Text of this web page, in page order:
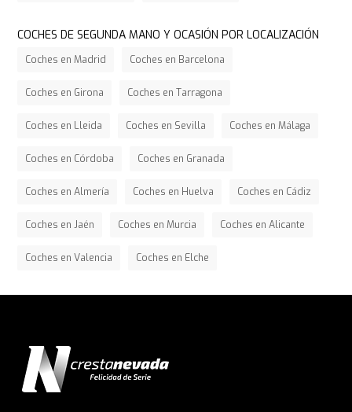
COCHES DE SEGUNDA MANO Y OCASIÓN POR LOCALIZACIÓN
Coches en Madrid Coches en Barcelona
Coches en Girona Coches en Tarragona
Coches en Lleida Coches en Sevilla Coches en Málaga
Coches en Córdoba Coches en Granada
Coches en Almería Coches en Huelva Coches en Cádiz
Coches en Jaén Coches en Murcia Coches en Alicante
Coches en Valencia Coches en Elche